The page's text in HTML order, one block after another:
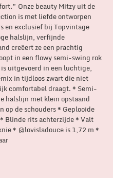
Onze beauty Mitzy uit de
is met liefde ontworpen
en exclusief bij Topvintage
halslijn, verfijnde
creëert ze een prachtig
in een flowy semi-swing rok
uitgevoerd in een luchtige,
in tijdloos zwart die niet
comfortabel draagt. * Semi-
halslijn met klein opstaand
op de schouders * Geplooide
Blinde rits achterzijde * Valt
* @lovisladouce is 1,72 m *